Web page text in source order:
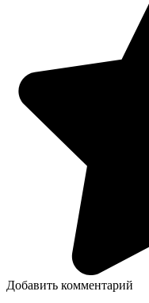
Добавить комментарий